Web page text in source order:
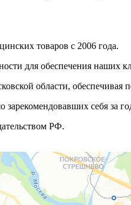
товаров с 2006 года.
для обеспечения наших
области,
себя за
РФ.